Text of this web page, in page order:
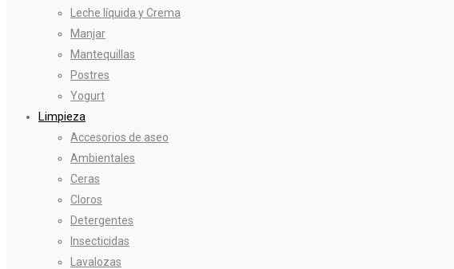
Leche líquida y Crema
Manjar
Mantequillas
Postres
Yogurt
Limpieza
Accesorios de aseo
Ambientales
Ceras
Cloros
Detergentes
Insecticidas
Lavalozas